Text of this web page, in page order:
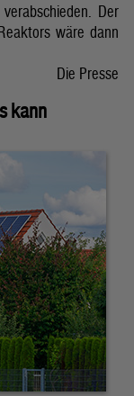
Der
wäre dann
Die Presse
kann